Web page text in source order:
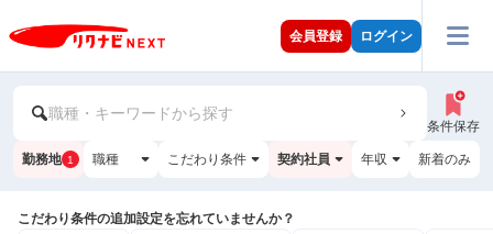
会員登録 ログイン
職種・キーワードから探す
条件保存
勤務地 1 職種 こだわり条件 契約社員 年収 新着のみ
こだわり条件の追加設定を忘れていませんか？